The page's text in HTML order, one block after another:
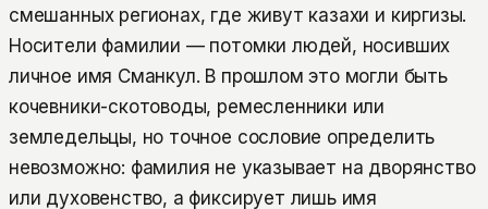
смешанных регионах, где живут казахи и киргизы.
Носители фамилии — потомки людей, носивших
личное имя Сманкул. В прошлом это могли быть
кочевники-скотоводы, ремесленники или
земледельцы, но точное сословие определить
невозможно: фамилия не указывает на дворянство
или духовенство, а фиксирует лишь имя